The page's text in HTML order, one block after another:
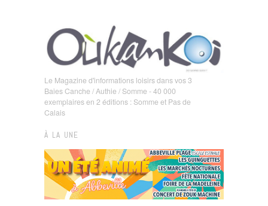
Le Magazine d'informations loisirs dans vos 3
Baies Canche / Authie / Somme - 40 000
exemplaires en 2 éditions : Somme et Pas de
Calais
À LA UNE